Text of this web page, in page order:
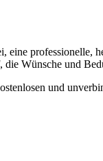
eine professionelle,
Wünsche und
und